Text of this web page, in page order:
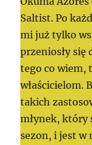
Saltist. Po
mi już tylko
przeniosły się
tego co wiem,
właścicielom.
takich
młynek, który
sezon, i jest w